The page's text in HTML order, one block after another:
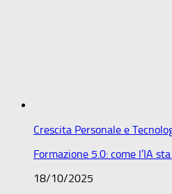
Crescita Personale e
Formazione 5.0: come l’IA
18/10/2025